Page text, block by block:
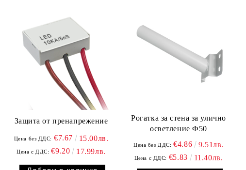
Защита от пренапрежение
Цена без ДДС: €7.67 15.00лв.
Цена с ДДС: €9.20 17.99лв.
Рогатка за стена за улично
осветление Ф50
Цена без ДДС: €4.86 9.51лв.
Цена с ДДС: €5.83 11.40лв.